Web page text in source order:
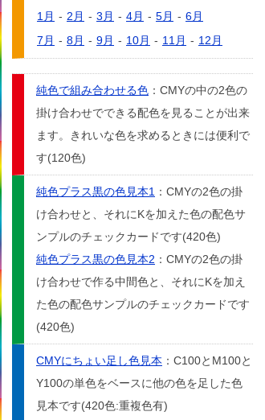
1月 - 2月 - 3月 - 4月 - 5月 - 6月
7月 - 8月 - 9月 - 10月 - 11月 - 12月
純色で組み合わせる色 ：CMYの中の2色の
掛け合わせでできる配色を見ることが出来
ます。きれいな色を求めるときには便利で
す(120色)
純色プラス黒の色見本1 ：CMYの2色の掛
け合わせと、それにKを加えた色の配色サ
ンプルのチェックカードです(420色)
純色プラス黒の色見本2 ：CMYの2色の掛
け合わせで作る中間色と、それにKを加え
た色の配色サンプルのチェックカードです
(420色)
CMYにちょい足し色見本 ：C100とM100と
Y100の単色をベースに他の色を足した色
見本です(420色:重複色有)